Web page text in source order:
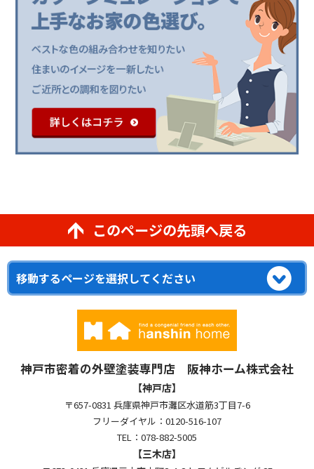
このページの先頭へ戻る
神戸市密着の外壁塗装専門店 阪神ホーム株式会社
【神戸店】
〒657-0831 兵庫県神戸市灘区水道筋3丁目7-6
フリーダイヤル：0120-516-107
TEL：078-882-5005
【三木店】